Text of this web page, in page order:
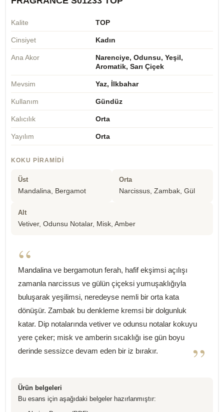
Kalite TOP
Cinsiyet Kadın
Ana Akor
Narenciye, Odunsu, Yeşil,
Aromatik, Sarı Çiçek
Mevsim Yaz, İlkbahar
Kullanım Gündüz
Kalıcılık Orta
Yayılım Orta
KOKU PIRAMIDI
Üst
Mandalina, Bergamot
Orta
Narcissus, Zambak, Gül
Alt
Vetiver, Odunsu Notalar, Misk, Amber
“
Mandalina ve bergamotun ferah, hafif ekşimsi açılışı
zamanla narcissus ve gülün çiçeksi yumuşaklığıyla
buluşarak yeşilimsi, neredeyse nemli bir orta kata
dönüşür. Zambak bu denkleme kremsi bir dolgunluk
katar. Dip notalarında vetiver ve odunsu notalar kokuyu
yere çeker; misk ve amberin sıcaklığı ise gün boyu
derinde sessizce devam eden bir iz bırakır.
”
Ürün belgeleri
Bu esans için aşağıdaki belgeler hazırlanmıştır: